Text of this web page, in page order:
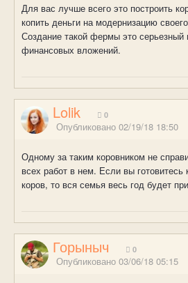
Для вас лучше всего это построить
копить деньги на модернизацию
Создание такой фермы это серьезный
финансовых вложений.
Lolik 0
Опубликовано 02/19/18 18:50
Одному за таким коровником не
всех работ в нем. Если вы
коров, то вся семья весь год будет
Горыныч 0
Опубликовано 03/06/18 05:15